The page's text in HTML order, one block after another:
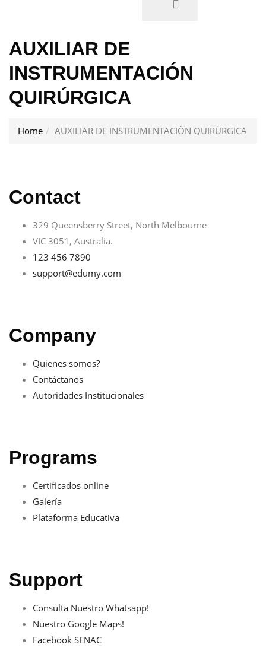
AUXILIAR DE
INSTRUMENTACIÓN
QUIRÚRGICA
Home AUXILIAR DE INSTRUMENTACIÓN QUIRÚRGICA
Contact
329 Queensberry Street, North Melbourne
VIC 3051, Australia.
123 456 7890
support@edumy.com
Company
Quienes somos?
Contáctanos
Autoridades Institucionales
Programs
Certificados online
Galería
Plataforma Educativa
Support
Consulta Nuestro Whatsapp!
Nuestro Google Maps!
Facebook SENAC